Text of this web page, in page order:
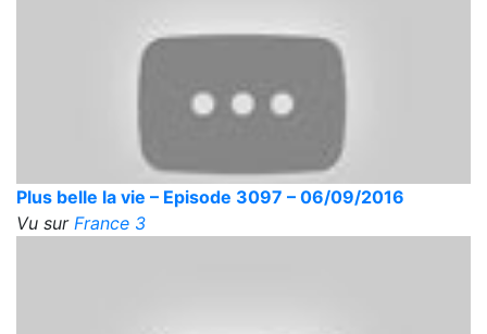
Plus belle la vie – Episode 3097 – 06/09/2016
Vu sur France 3